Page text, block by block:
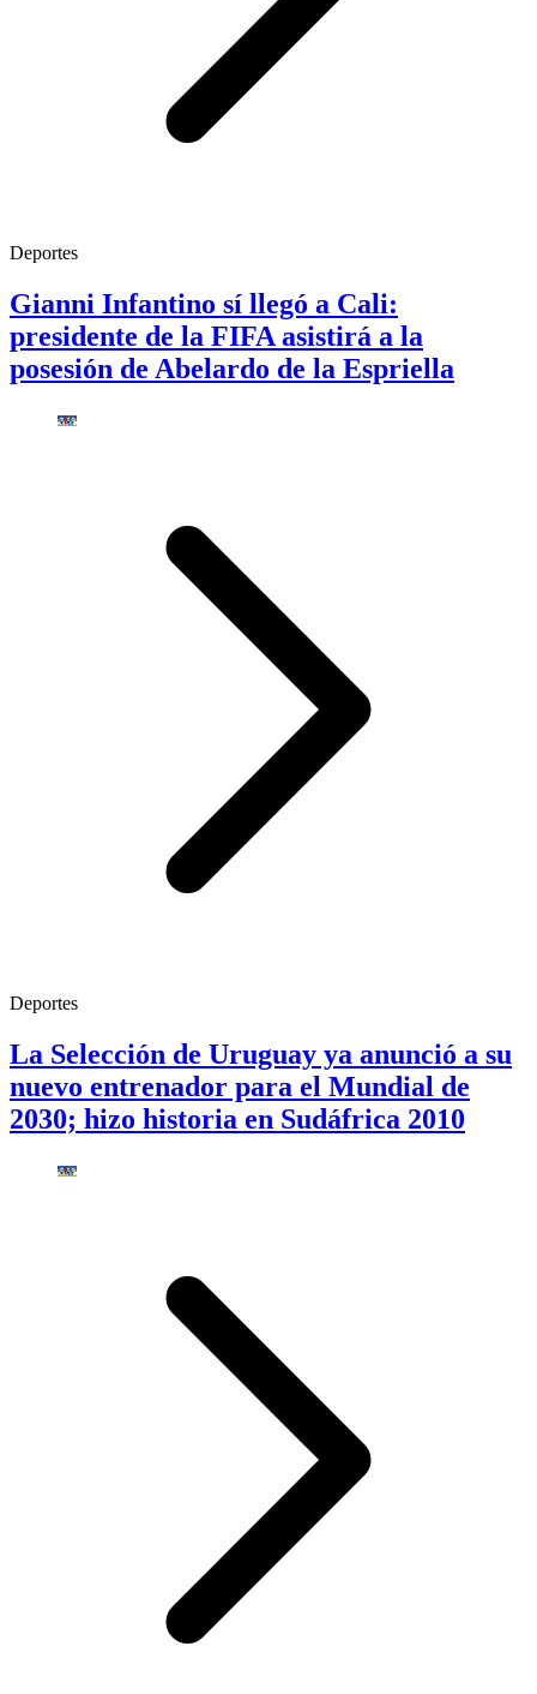
Deportes
Gianni Infantino sí llegó a Cali:
presidente de la FIFA asistirá a la
posesión de Abelardo de la Espriella
Deportes
La Selección de Uruguay ya anunció a su
nuevo entrenador para el Mundial de
2030; hizo historia en Sudáfrica 2010